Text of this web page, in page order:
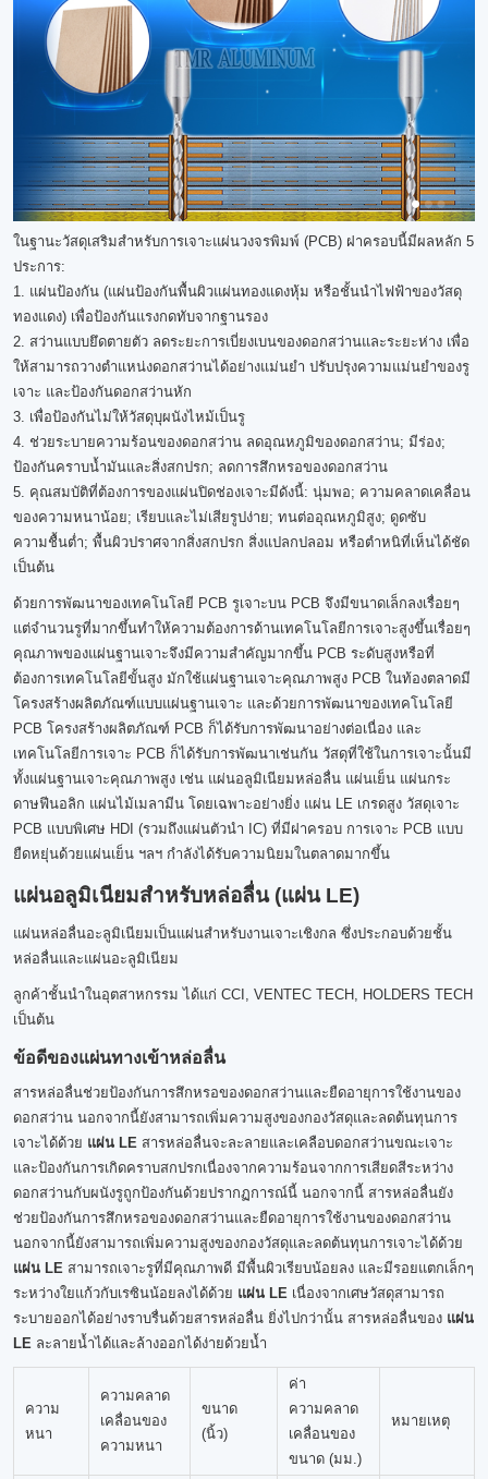
ในฐานะวัสดุเสริมสำหรับการเจาะแผ่นวงจรพิมพ์ (PCB) ฝาครอบนี้มีผลหลัก 5
ประการ:
1. แผ่นป้องกัน (แผ่นป้องกันพื้นผิวแผ่นทองแดงหุ้ม หรือชั้นนำไฟฟ้าของวัสดุ
ทองแดง) เพื่อป้องกันแรงกดทับจากฐานรอง
2. สว่านแบบยึดตายตัว ลดระยะการเบี่ยงเบนของดอกสว่านและระยะห่าง เพื่อ
ให้สามารถวางตำแหน่งดอกสว่านได้อย่างแม่นยำ ปรับปรุงความแม่นยำของรู
เจาะ และป้องกันดอกสว่านหัก
3. เพื่อป้องกันไม่ให้วัสดุบุผนังไหม้เป็นรู
4. ช่วยระบายความร้อนของดอกสว่าน ลดอุณหภูมิของดอกสว่าน; มีร่อง;
ป้องกันคราบน้ำมันและสิ่งสกปรก; ลดการสึกหรอของดอกสว่าน
5. คุณสมบัติที่ต้องการของแผ่นปิดช่องเจาะมีดังนี้: นุ่มพอ; ความคลาดเคลื่อน
ของความหนาน้อย; เรียบและไม่เสียรูปง่าย; ทนต่ออุณหภูมิสูง; ดูดซับ
ความชื้นต่ำ; พื้นผิวปราศจากสิ่งสกปรก สิ่งแปลกปลอม หรือตำหนิที่เห็นได้ชัด
เป็นต้น
ด้วยการพัฒนาของเทคโนโลยี PCB รูเจาะบน PCB จึงมีขนาดเล็กลงเรื่อยๆ
แต่จำนวนรูที่มากขึ้นทำให้ความต้องการด้านเทคโนโลยีการเจาะสูงขึ้นเรื่อยๆ
คุณภาพของแผ่นฐานเจาะจึงมีความสำคัญมากขึ้น PCB ระดับสูงหรือที่
ต้องการเทคโนโลยีขั้นสูง มักใช้แผ่นฐานเจาะคุณภาพสูง PCB ในท้องตลาดมี
โครงสร้างผลิตภัณฑ์แบบแผ่นฐานเจาะ และด้วยการพัฒนาของเทคโนโลยี
PCB โครงสร้างผลิตภัณฑ์ PCB ก็ได้รับการพัฒนาอย่างต่อเนื่อง และ
เทคโนโลยีการเจาะ PCB ก็ได้รับการพัฒนาเช่นกัน วัสดุที่ใช้ในการเจาะนั้นมี
ทั้งแผ่นฐานเจาะคุณภาพสูง เช่น แผ่นอลูมิเนียมหล่อลื่น แผ่นเย็น แผ่นกระ
ดาษฟีนอลิก แผ่นไม้เมลามีน โดยเฉพาะอย่างยิ่ง แผ่น LE เกรดสูง วัสดุเจาะ
PCB แบบพิเศษ HDI (รวมถึงแผ่นตัวนำ IC) ที่มีฝาครอบ การเจาะ PCB แบบ
ยืดหยุ่นด้วยแผ่นเย็น ฯลฯ กำลังได้รับความนิยมในตลาดมากขึ้น
แผ่นอลูมิเนียมสำหรับหล่อลื่น (แผ่น LE)
แผ่นหล่อลื่นอะลูมิเนียมเป็นแผ่นสำหรับงานเจาะเชิงกล ซึ่งประกอบด้วยชั้น
หล่อลื่นและแผ่นอะลูมิเนียม
ลูกค้าชั้นนำในอุตสาหกรรม ได้แก่ CCI, VENTEC TECH, HOLDERS TECH
เป็นต้น
ข้อดีของแผ่นทางเข้าหล่อลื่น
สารหล่อลื่นช่วยป้องกันการสึกหรอของดอกสว่านและยืดอายุการใช้งานของ
ดอกสว่าน นอกจากนี้ยังสามารถเพิ่มความสูงของกองวัสดุและลดต้นทุนการ
เจาะได้ด้วย แผ่น LE สารหล่อลื่นจะละลายและเคลือบดอกสว่านขณะเจาะ
และป้องกันการเกิดคราบสกปรกเนื่องจากความร้อนจากการเสียดสีระหว่าง
ดอกสว่านกับผนังรูถูกป้องกันด้วยปรากฏการณ์นี้ นอกจากนี้ สารหล่อลื่นยัง
ช่วยป้องกันการสึกหรอของดอกสว่านและยืดอายุการใช้งานของดอกสว่าน
นอกจากนี้ยังสามารถเพิ่มความสูงของกองวัสดุและลดต้นทุนการเจาะได้ด้วย
แผ่น LE สามารถเจาะรูที่มีคุณภาพดี มีพื้นผิวเรียบน้อยลง และมีรอยแตกเล็กๆ
ระหว่างใยแก้วกับเรซินน้อยลงได้ด้วย แผ่น LE เนื่องจากเศษวัสดุสามารถ
ระบายออกได้อย่างราบรื่นด้วยสารหล่อลื่น ยิ่งไปกว่านั้น สารหล่อลื่นของ แผ่น
LE ละลายน้ำได้และล้างออกได้ง่ายด้วยน้ำ
ความ
หนา
ความคลาด
เคลื่อนของ
ความหนา
ขนาด
(นิ้ว)
ค่า
ความคลาด
เคลื่อนของ
ขนาด (มม.)
หมายเหตุ